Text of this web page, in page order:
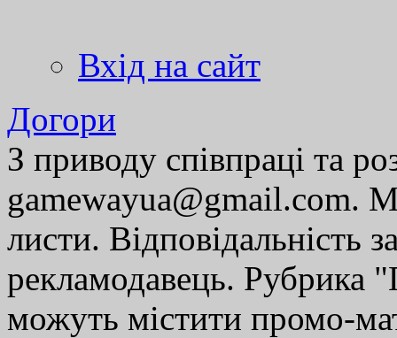
Вхід на сайт
Догори
З приводу співпраці та
gamewayua@gmail.com.
листи. Відповідальність
рекламодавець. Рубрика
можуть містити промо-